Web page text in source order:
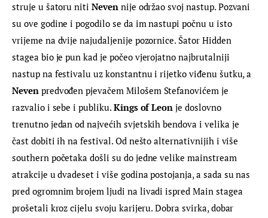
struje u šatoru niti Neven nije održao svoj nastup. Pozvani
su ove godine i pogodilo se da im nastupi počnu u isto
vrijeme na dvije najudaljenije pozornice. Šator Hidden
stagea bio je pun kad je počeo vjerojatno najbrutalniji
nastup na festivalu uz konstantnu i rijetko viđenu šutku, a
Neven predvođen pjevačem Milošem Stefanovićem je
razvalio i sebe i publiku. Kings of Leon je doslovno
trenutno jedan od najvećih svjetskih bendova i velika je
čast dobiti ih na festival. Od nešto alternativnijih i više
southern početaka došli su do jedne velike mainstream
atrakcije u dvadeset i više godina postojanja, a sada su nas
pred ogromnim brojem ljudi na livadi ispred Main stagea
prošetali kroz cijelu svoju karijeru. Dobra svirka, dobar